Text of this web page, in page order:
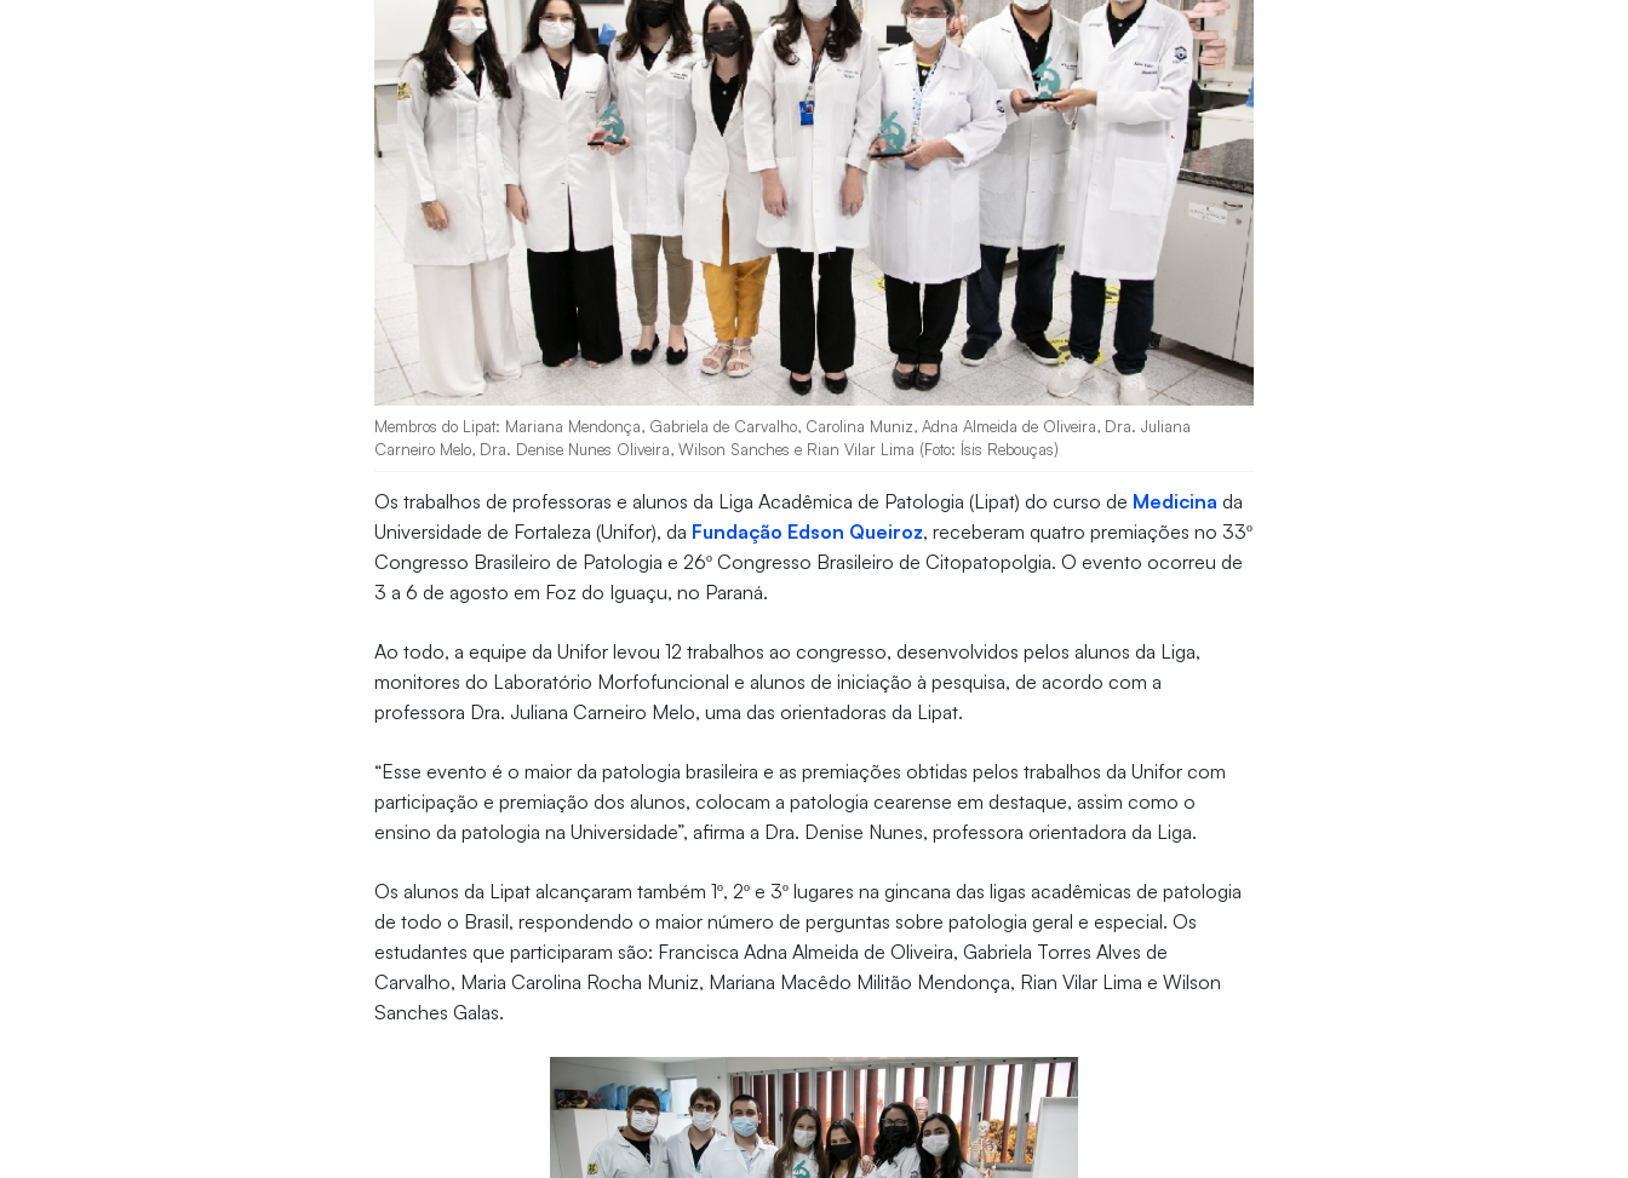
Membros do Lipat: Mariana Mendonça, Gabriela de Carvalho, Carolina Muniz, Adna Almeida de Oliveira, Dra. Juliana
Carneiro Melo, Dra. Denise Nunes Oliveira, Wilson Sanches e Rian Vilar Lima (Foto: Ísis Rebouças)
Os trabalhos de professoras e alunos da Liga Acadêmica de Patologia (Lipat) do curso de Medicina da
Universidade de Fortaleza (Unifor), da Fundação Edson Queiroz, receberam quatro premiações no 33º
Congresso Brasileiro de Patologia e 26º Congresso Brasileiro de Citopatopolgia. O evento ocorreu de
3 a 6 de agosto em Foz do Iguaçu, no Paraná.
Ao todo, a equipe da Unifor levou 12 trabalhos ao congresso, desenvolvidos pelos alunos da Liga,
monitores do Laboratório Morfofuncional e alunos de iniciação à pesquisa, de acordo com a
professora Dra. Juliana Carneiro Melo, uma das orientadoras da Lipat.
“Esse evento é o maior da patologia brasileira e as premiações obtidas pelos trabalhos da Unifor com
participação e premiação dos alunos, colocam a patologia cearense em destaque, assim como o
ensino da patologia na Universidade”, afirma a Dra. Denise Nunes, professora orientadora da Liga.
Os alunos da Lipat alcançaram também 1º, 2º e 3º lugares na gincana das ligas acadêmicas de patologia
de todo o Brasil, respondendo o maior número de perguntas sobre patologia geral e especial. Os
estudantes que participaram são: Francisca Adna Almeida de Oliveira, Gabriela Torres Alves de
Carvalho, Maria Carolina Rocha Muniz, Mariana Macêdo Militão Mendonça, Rian Vilar Lima e Wilson
Sanches Galas.